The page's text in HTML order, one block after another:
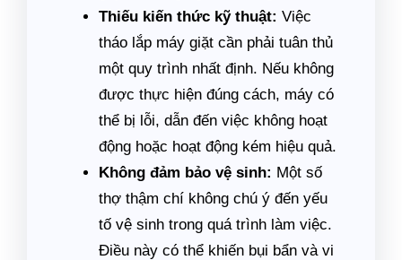
Thiếu kiến thức kỹ thuật: Việc
tháo lắp máy giặt cần phải tuân thủ
một quy trình nhất định. Nếu không
được thực hiện đúng cách, máy có
thể bị lỗi, dẫn đến việc không hoạt
động hoặc hoạt động kém hiệu quả.
Không đảm bảo vệ sinh: Một số
thợ thậm chí không chú ý đến yếu
tố vệ sinh trong quá trình làm việc.
Điều này có thể khiến bụi bẩn và vi